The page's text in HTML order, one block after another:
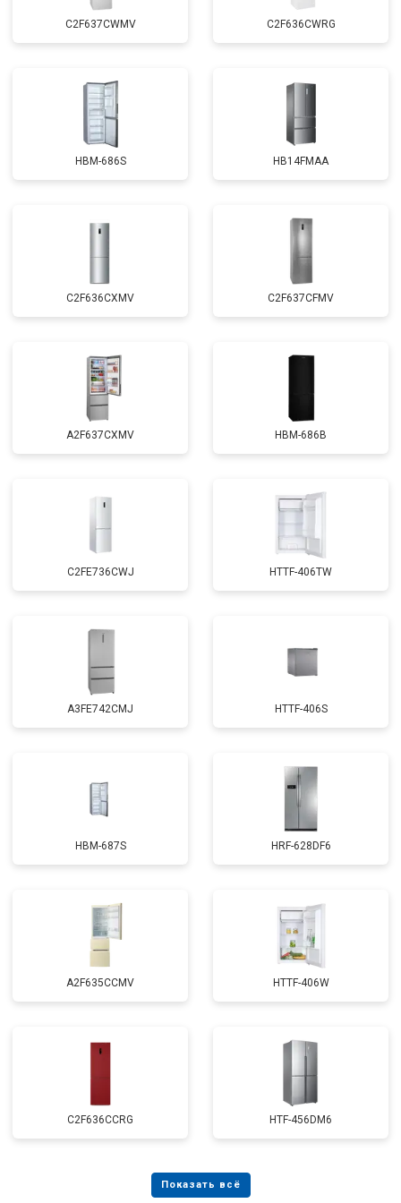
C2F637CWMV C2F636CWRG
HBM-686S HB14FMAA
C2F636CXMV C2F637CFMV
A2F637CXMV HBM-686B
C2FE736CWJ HTTF-406TW
A3FE742CMJ HTTF-406S
HBM-687S HRF-628DF6
A2F635CCMV HTTF-406W
C2F636CCRG HTF-456DM6